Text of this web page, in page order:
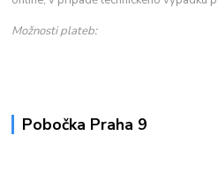
Možnosti plateb:
Pobočka Praha 9